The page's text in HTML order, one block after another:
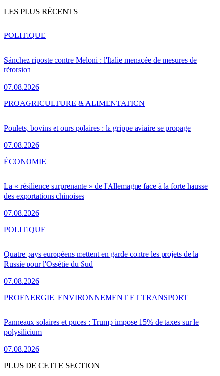
LES PLUS RÉCENTS
Sánchez riposte contre Meloni : l'Italie menacée de mesures de
rétorsion
07.08.2026
POLITIQUE
Poulets, bovins et ours polaires : la grippe aviaire se propage
07.08.2026
PROAGRICULTURE & ALIMENTATION
La « résilience surprenante » de l'Allemagne face à la forte hausse
des exportations chinoises
07.08.2026
ÉCONOMIE
Quatre pays européens mettent en garde contre les projets de la
Russie pour l'Ossétie du Sud
07.08.2026
POLITIQUE
Panneaux solaires et puces : Trump impose 15% de taxes sur le
polysilicium
07.08.2026
PROENERGIE, ENVIRONNEMENT ET TRANSPORT
PLUS DE CETTE SECTION